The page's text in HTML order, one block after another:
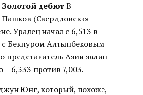
Золотой дебютВ
(Свердловская
Уралец начал с 6,513 в
с Бекнуром Алтынбековым
представитель Азии залип
– 6,333 против 7,003.
Юнг, который, похоже,